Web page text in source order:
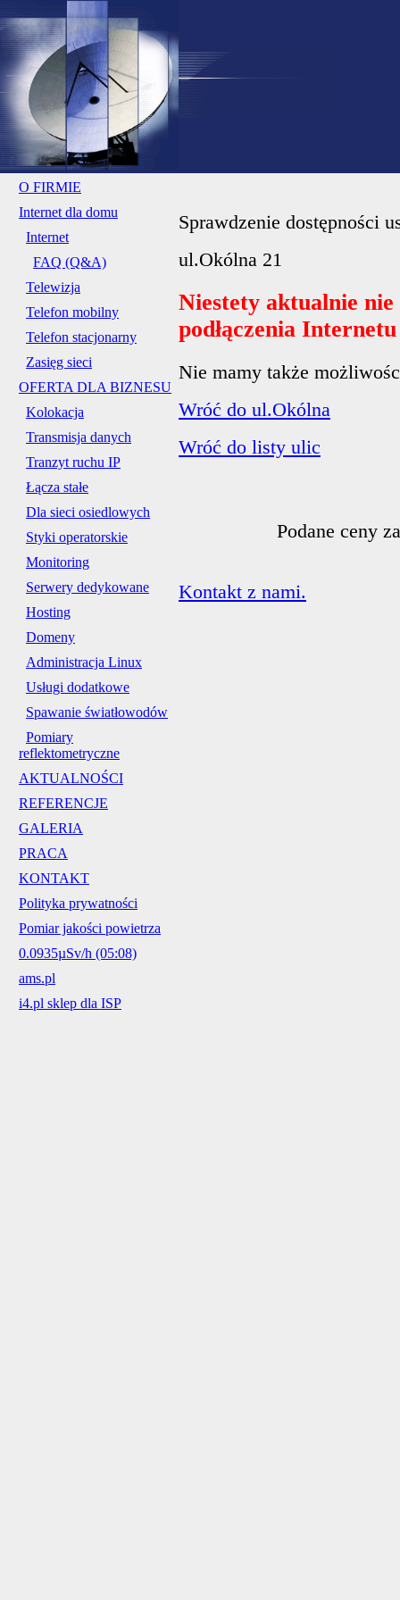
O FIRMIE
Internet dla domu
Internet
FAQ (Q&A)
Telewizja
Telefon mobilny
Telefon stacjonarny
Zasięg sieci
OFERTA DLA BIZNESU
Kolokacja
Transmisja danych
Tranzyt ruchu IP
Łącza stałe
Dla sieci osiedlowych
Styki operatorskie
Monitoring
Serwery dedykowane
Hosting
Domeny
Administracja Linux
Usługi dodatkowe
Spawanie światłowodów
Pomiary
reflektometryczne
AKTUALNOŚCI
REFERENCJE
GALERIA
PRACA
KONTAKT
Polityka prywatności
Pomiar jakości powietrza
0.0935µSv/h (05:08)
ams.pl
i4.pl sklep dla ISP
Sprawdzenie dostępności
ul.Okólna 21
Niestety aktualnie
podłączenia
Nie mamy także
Wróć do ul.Okólna
Wróć do listy ulic
Podane ceny
Kontakt z nami.